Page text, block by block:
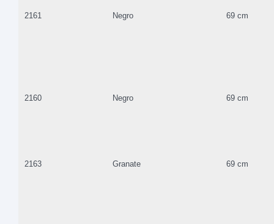
2161 Negro 69 cm
2160 Negro 69 cm
2163 Granate 69 cm